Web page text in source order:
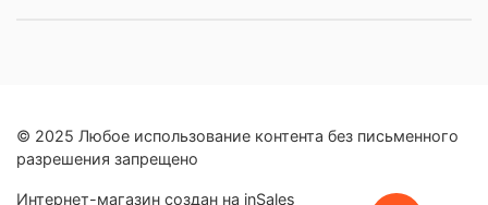
© 2025 Любое использование контента без письменного
разрешения запрещено
Интернет-магазин создан на inSales